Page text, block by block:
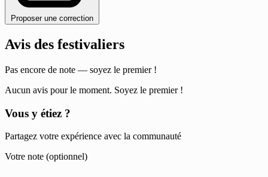
Proposer une correction
Avis des festivaliers
Pas encore de note — soyez le premier !
Aucun avis pour le moment. Soyez le premier !
Vous y étiez ?
Partagez votre expérience avec la communauté
Votre note (optionnel)